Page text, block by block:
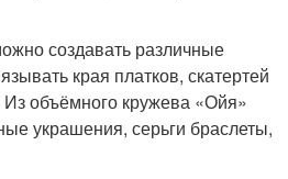
создавать различные
края платков, скатертей
Из объёмного кружева «Ойя»
украшения, серьги браслеты,